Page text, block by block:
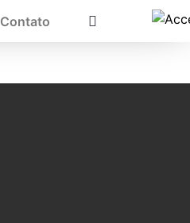
Contato